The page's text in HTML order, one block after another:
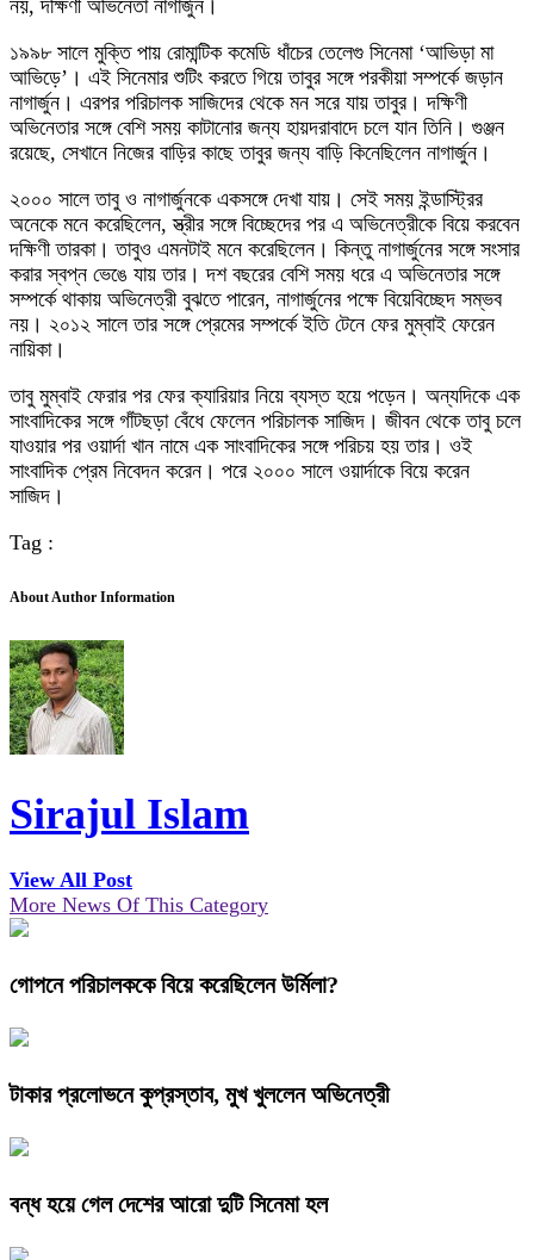
নয়, দক্ষিণী অভিনেতা নাগার্জুন।
১৯৯৮ সালে মুক্তি পায় রোমান্টিক কমেডি ধাঁচের তেলেগু সিনেমা ‘আভিড়া মা
আভিড়ে’। এই সিনেমার শুটিং করতে গিয়ে তাবুর সঙ্গে পরকীয়া সম্পর্কে জড়ান
নাগার্জুন। এরপর পরিচালক সাজিদের থেকে মন সরে যায় তাবুর। দক্ষিণী
অভিনেতার সঙ্গে বেশি সময় কাটানোর জন্য হায়দরাবাদে চলে যান তিনি। গুঞ্জন
রয়েছে, সেখানে নিজের বাড়ির কাছে তাবুর জন্য বাড়ি কিনেছিলেন নাগার্জুন।
২০০০ সালে তাবু ও নাগার্জুনকে একসঙ্গে দেখা যায়। সেই সময় ইন্ডাস্ট্রির
অনেকে মনে করেছিলেন, স্ত্রীর সঙ্গে বিচ্ছেদের পর এ অভিনেত্রীকে বিয়ে করবেন
দক্ষিণী তারকা। তাবুও এমনটাই মনে করেছিলেন। কিন্তু নাগার্জুনের সঙ্গে সংসার
করার স্বপ্ন ভেঙে যায় তার। দশ বছরের বেশি সময় ধরে এ অভিনেতার সঙ্গে
সম্পর্কে থাকায় অভিনেত্রী বুঝতে পারেন, নাগার্জুনের পক্ষে বিয়েবিচ্ছেদ সম্ভব
নয়। ২০১২ সালে তার সঙ্গে প্রেমের সম্পর্কে ইতি টেনে ফের মুম্বাই ফেরেন
নায়িকা।
তাবু মুম্বাই ফেরার পর ফের ক্যারিয়ার নিয়ে ব্যস্ত হয়ে পড়েন। অন্যদিকে এক
সাংবাদিকের সঙ্গে গাঁটছড়া বেঁধে ফেলেন পরিচালক সাজিদ। জীবন থেকে তাবু চলে
যাওয়ার পর ওয়ার্দা খান নামে এক সাংবাদিকের সঙ্গে পরিচয় হয় তার। ওই
সাংবাদিক প্রেম নিবেদন করেন। পরে ২০০০ সালে ওয়ার্দাকে বিয়ে করেন
সাজিদ।
Tag :
About Author Information
Sirajul Islam
View All Post
More News Of This Category
গোপনে পরিচালককে বিয়ে করেছিলেন উর্মিলা?
টাকার প্রলোভনে কুপ্রস্তাব, মুখ খুললেন অভিনেত্রী
বন্ধ হয়ে গেল দেশের আরো দুটি সিনেমা হল